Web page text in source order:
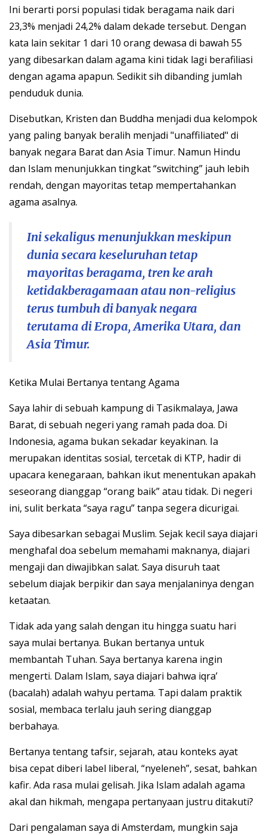
Ini berarti porsi populasi tidak beragama naik dari
23,3% menjadi 24,2% dalam dekade tersebut. Dengan
kata lain sekitar 1 dari 10 orang dewasa di bawah 55
yang dibesarkan dalam agama kini tidak lagi berafiliasi
dengan agama apapun. Sedikit sih dibanding jumlah
penduduk dunia.
Disebutkan, Kristen dan Buddha menjadi dua kelompok
yang paling banyak beralih menjadi "unaffiliated" di
banyak negara Barat dan Asia Timur. Namun Hindu
dan Islam menunjukkan tingkat “switching” jauh lebih
rendah, dengan mayoritas tetap mempertahankan
agama asalnya.
Ini sekaligus menunjukkan meskipun
dunia secara keseluruhan tetap
mayoritas beragama, tren ke arah
ketidakberagamaan atau non-religius
terus tumbuh di banyak negara
terutama di Eropa, Amerika Utara, dan
Asia Timur.
Ketika Mulai Bertanya tentang Agama
Saya lahir di sebuah kampung di Tasikmalaya, Jawa
Barat, di sebuah negeri yang ramah pada doa. Di
Indonesia, agama bukan sekadar keyakinan. Ia
merupakan identitas sosial, tercetak di KTP, hadir di
upacara kenegaraan, bahkan ikut menentukan apakah
seseorang dianggap “orang baik” atau tidak. Di negeri
ini, sulit berkata “saya ragu” tanpa segera dicurigai.
Saya dibesarkan sebagai Muslim. Sejak kecil saya diajari
menghafal doa sebelum memahami maknanya, diajari
mengaji dan diwajibkan salat. Saya disuruh taat
sebelum diajak berpikir dan saya menjalaninya dengan
ketaatan.
Tidak ada yang salah dengan itu hingga suatu hari
saya mulai bertanya. Bukan bertanya untuk
membantah Tuhan. Saya bertanya karena ingin
mengerti. Dalam Islam, saya diajari bahwa iqra’
(bacalah) adalah wahyu pertama. Tapi dalam praktik
sosial, membaca terlalu jauh sering dianggap
berbahaya.
Bertanya tentang tafsir, sejarah, atau konteks ayat
bisa cepat diberi label liberal, “nyeleneh”, sesat, bahkan
kafir. Ada rasa mulai gelisah. Jika Islam adalah agama
akal dan hikmah, mengapa pertanyaan justru ditakuti?
Dari pengalaman saya di Amsterdam, mungkin saja